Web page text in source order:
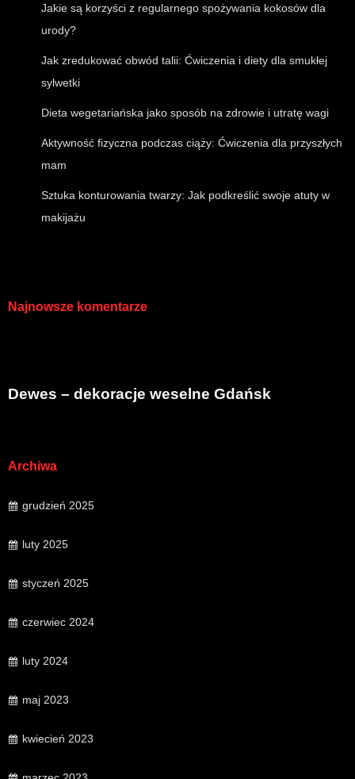
Jakie są korzyści z regularnego spożywania kokosów dla
urody?
Jak zredukować obwód talii: Ćwiczenia i diety dla smukłej
sylwetki
Dieta wegetariańska jako sposób na zdrowie i utratę wagi
Aktywność fizyczna podczas ciąży: Ćwiczenia dla przyszłych
mam
Sztuka konturowania twarzy: Jak podkreślić swoje atuty w
makijażu
Najnowsze komentarze
Dewes – dekoracje weselne Gdańsk
Archiwa
grudzień 2025
luty 2025
styczeń 2025
czerwiec 2024
luty 2024
maj 2023
kwiecień 2023